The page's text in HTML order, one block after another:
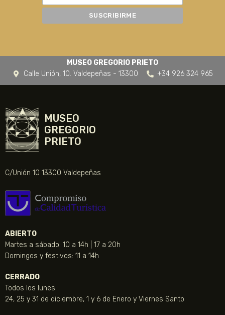
MUSEO GREGORIO PRIETO
Calle Unión, 10. Valdepeñas - 13300
+34 926 324 965
MUSEO
GREGORIO
PRIETO
C/Unión 10 13300 Valdepeñas
ABIERTO
Martes a sábado: 10 a 14h | 17 a 20h
Domingos y festivos: 11 a 14h
CERRADO
Todos los lunes
24, 25 y 31 de diciembre, 1 y 6 de Enero y Viernes Santo